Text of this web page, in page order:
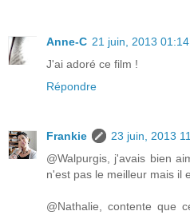
Anne-C 21 juin, 2013 01:14
J'ai adoré ce film !
Répondre
Frankie
23 juin, 2013
@Walpurgis, j'avais bien
n'est pas le meilleur mais il
@Nathalie, contente que